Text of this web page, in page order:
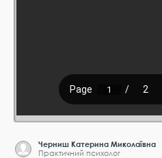
Черниш Катерина Миколаївна
Практичний психолог